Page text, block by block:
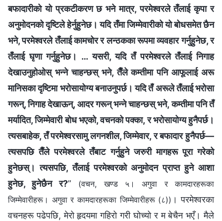
बफादारीको यो प्रकटीकरण छ भने मात्र, परमेश्‍वरले तँलाई कृपा र
अनुमोदनको दृष्टिले हेर्नुहुनेछ। यदि तँमा जिम्मेवारीको यो बोधसमेत छैन
भने, परमेश्‍वरले तँलाई कामचोर र लन्ठकका रूपमा व्यवहार गर्नुहुनेछ, र
तँलाई घृणा गर्नुहुनेछ। … यसरी, यदि तँ परमेश्‍वरले तँलाई निगाह
देखाउनुहोओस् भन्‍ने चाहन्छस् भने, तैँले कम्तीमा पनि आफूलाई अरू
मानिसका दृष्टिमा भरोसायोग्य बनाउनुपर्छ। यदि तँ अरूले तँलाई भरोसा
गरून्, निगाह देखाऊन्, आदर गरून् भन्‍ने चाहन्छस् भने, कम्तीमा पनि तँ
मर्यादित, जिम्मेवारी बोध भएको, वचनको पक्‍का, र भरोसायोग्य हुनैपर्छ।
त्यसबाहेक, तँ परमेश्‍वरसामु लगनशील, जिम्मेवार, र बफादार हुनैपर्छ—
त्यसपछि तैँले परमेश्‍वरले तँबाट गर्नुहुने जरुरी मागहरू पूरा गरेको
हुनेछस्। त्यसपछि, तँलाई परमेश्‍वरको अनुमोदन प्राप्त हुने आशा
हुनेछ, हुनेछैन र?” (वचन, खण्ड ५। अगुवा र कामदारहरूका
जिम्‍मेवारीहरू। अगुवा र कामदारहरूका जिम्‍मेवारीहरू (८)) । परमेश्‍वरका
वचनहरू पढेपछि, मेरो हृदयमा गहिरो गरी घोच्यो र म बेचैन भएँ। मैले